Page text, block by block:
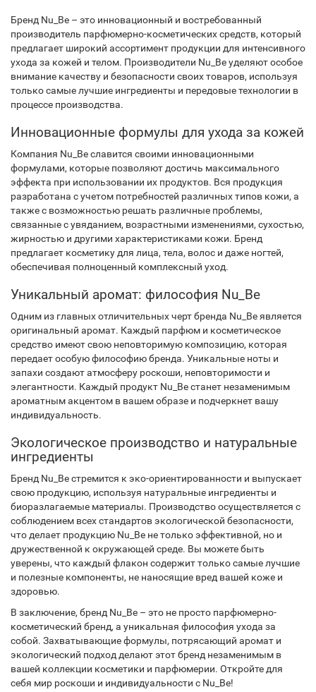
Бренд Nu_Be – это инновационный и востребованный
производитель парфюмерно-косметических средств, который
предлагает широкий ассортимент продукции для интенсивного
ухода за кожей и телом. Производители Nu_Be уделяют особое
внимание качеству и безопасности своих товаров, используя
только самые лучшие ингредиенты и передовые технологии в
процессе производства.
Инновационные формулы для ухода за кожей
Компания Nu_Be славится своими инновационными
формулами, которые позволяют достичь максимального
эффекта при использовании их продуктов. Вся продукция
разработана с учетом потребностей различных типов кожи, а
также с возможностью решать различные проблемы,
связанные с увяданием, возрастными изменениями, сухостью,
жирностью и другими характеристиками кожи. Бренд
предлагает косметику для лица, тела, волос и даже ногтей,
обеспечивая полноценный комплексный уход.
Уникальный аромат: философия Nu_Be
Одним из главных отличительных черт бренда Nu_Be является
оригинальный аромат. Каждый парфюм и косметическое
средство имеют свою неповторимую композицию, которая
передает особую философию бренда. Уникальные ноты и
запахи создают атмосферу роскоши, неповторимости и
элегантности. Каждый продукт Nu_Be станет незаменимым
ароматным акцентом в вашем образе и подчеркнет вашу
индивидуальность.
Экологическое производство и натуральные
ингредиенты
Бренд Nu_Be стремится к эко-ориентированности и выпускает
свою продукцию, используя натуральные ингредиенты и
биоразлагаемые материалы. Производство осуществляется с
соблюдением всех стандартов экологической безопасности,
что делает продукцию Nu_Be не только эффективной, но и
дружественной к окружающей среде. Вы можете быть
уверены, что каждый флакон содержит только самые лучшие
и полезные компоненты, не наносящие вред вашей коже и
здоровью.
В заключение, бренд Nu_Be – это не просто парфюмерно-
косметический бренд, а уникальная философия ухода за
собой. Захватывающие формулы, потрясающий аромат и
экологический подход делают этот бренд незаменимым в
вашей коллекции косметики и парфюмерии. Откройте для
себя мир роскоши и индивидуальности с Nu_Be!